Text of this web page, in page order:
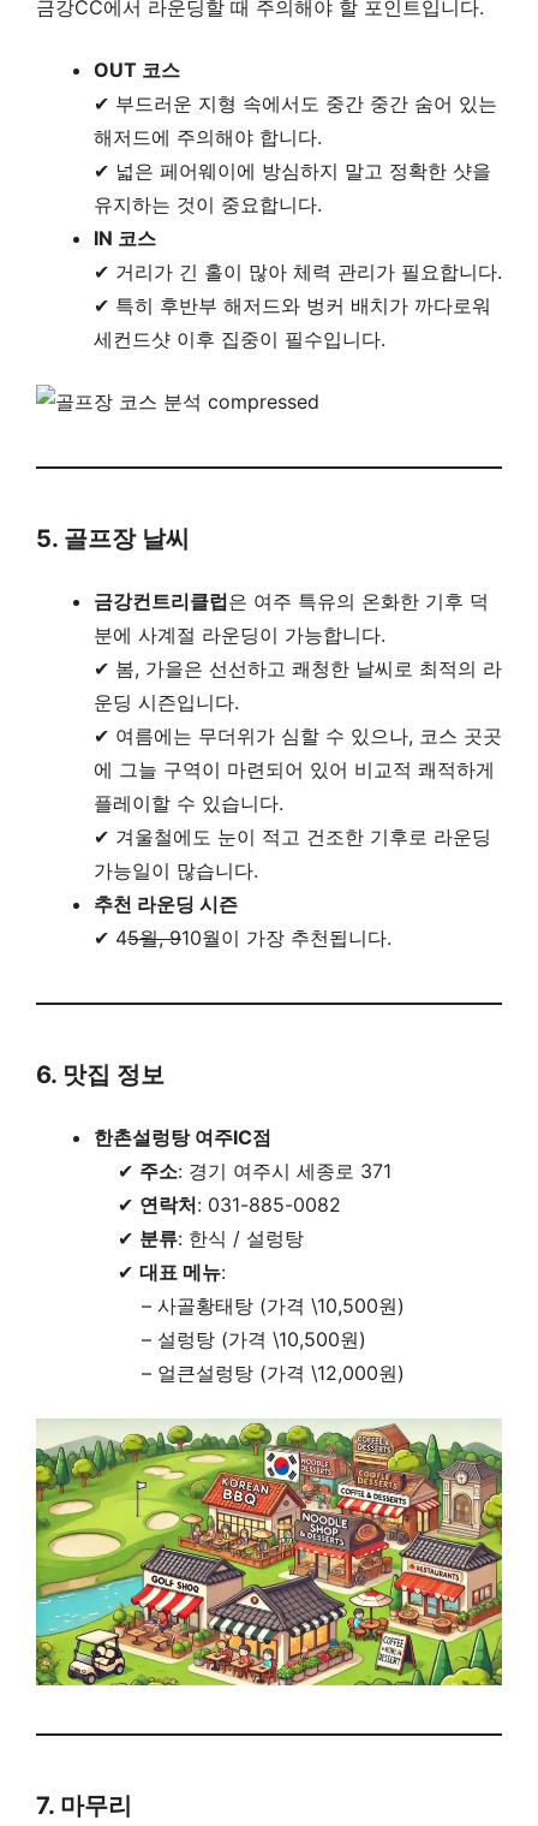
금강CC에서 라운딩할 때 주의해야 할 포인트입니다.
OUT 코스
✔ 부드러운 지형 속에서도 중간 중간 숨어 있는
해저드에 주의해야 합니다.
✔ 넓은 페어웨이에 방심하지 말고 정확한 샷을
유지하는 것이 중요합니다.
IN 코스
✔ 거리가 긴 홀이 많아 체력 관리가 필요합니다.
✔ 특히 후반부 해저드와 벙커 배치가 까다로워
세컨드샷 이후 집중이 필수입니다.
5. 골프장 날씨
금강컨트리클럽은 여주 특유의 온화한 기후 덕
분에 사계절 라운딩이 가능합니다.
✔ 봄, 가을은 선선하고 쾌청한 날씨로 최적의 라
운딩 시즌입니다.
✔ 여름에는 무더위가 심할 수 있으나, 코스 곳곳
에 그늘 구역이 마련되어 있어 비교적 쾌적하게
플레이할 수 있습니다.
✔ 겨울철에도 눈이 적고 건조한 기후로 라운딩
가능일이 많습니다.
추천 라운딩 시즌
✔ 45월, 910월이 가장 추천됩니다.
6. 맛집 정보
한촌설렁탕 여주IC점
✔ 주소: 경기 여주시 세종로 371
✔ 연락처: 031-885-0082
✔ 분류: 한식 / 설렁탕
✔ 대표 메뉴:
– 사골황태탕 (가격 \10,500원)
– 설렁탕 (가격 \10,500원)
– 얼큰설렁탕 (가격 \12,000원)
7. 마무리